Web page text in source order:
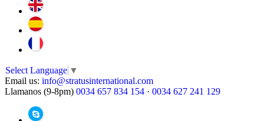
Select Language ▼
Email us: info@stratusinternational.com
Llamanos (9-8pm) 0034 657 834 154 · 0034 627 241 129